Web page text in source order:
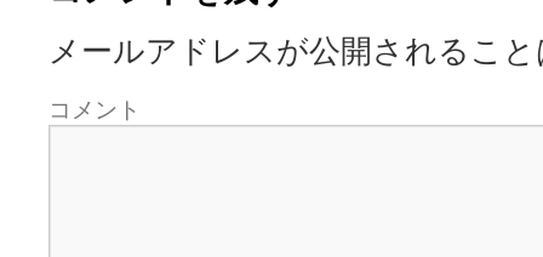
メールアドレスが公開されるこ
コメント